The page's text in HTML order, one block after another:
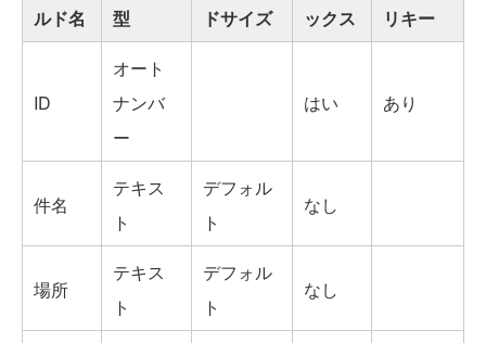
ルド名
型
ドサイズ
ックス
リキー
ID
オート
ナンバ
ー
はい あり
件名
テキス
ト
デフォル
ト
なし
場所
テキス
ト
デフォル
ト
なし